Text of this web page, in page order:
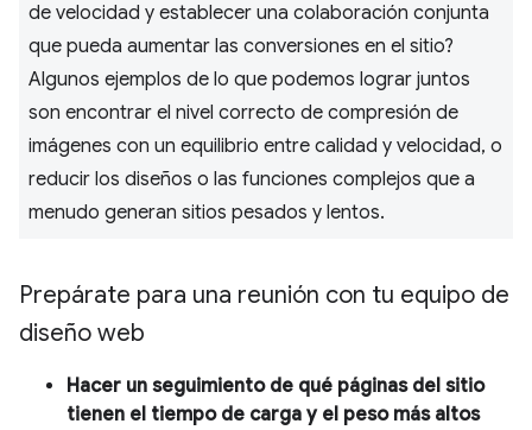
de velocidad y establecer una colaboración conjunta
que pueda aumentar las conversiones en el sitio?
Algunos ejemplos de lo que podemos lograr juntos
son encontrar el nivel correcto de compresión de
imágenes con un equilibrio entre calidad y velocidad, o
reducir los diseños o las funciones complejos que a
menudo generan sitios pesados y lentos.
Prepárate para una reunión con tu equipo de
diseño web
Hacer un seguimiento de qué páginas del sitio
tienen el tiempo de carga y el peso más altos